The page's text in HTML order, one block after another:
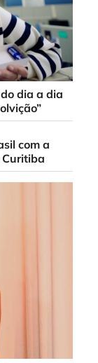
dia a dia
com a
Curitiba